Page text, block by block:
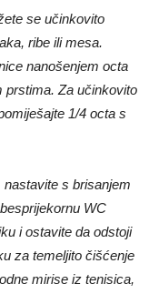
se učinkovito
ribe ili mesa.
nanošenjem octa
prstima. Za učinkovito
1/4 octa s
nastavite s brisanjem
WC
i ostavite da odstoji
za temeljito čišćenje
mirise iz tenisica,